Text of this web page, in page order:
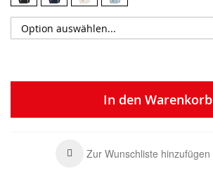
In den Warenkorb
Zur Wunschliste hinzufügen